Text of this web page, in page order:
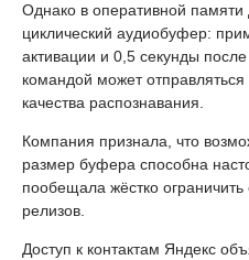
Однако в оперативной памяти
циклический аудиобуфер:
активации и 0,5 секунды
командой может
качества распознавания.
Компания признала, что
размер буфера способна
пообещала жёстко
релизов.
Доступ к контактам Яндекс